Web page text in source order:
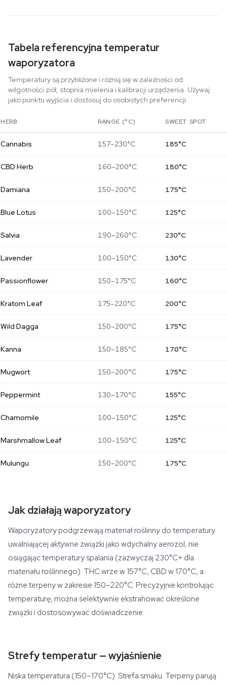
Tabela referencyjna temperatur
waporyzatora
Temperatury są przybliżone i różnią się w zależności od
wilgotności ziół, stopnia mielenia i kalibracji urządzenia. Używaj
jako punktu wyjścia i dostosuj do osobistych preferencji.
HERB RANGE (°C) SWEET SPOT
Cannabis 157–230°C 185°C
CBD Herb 160–200°C 180°C
Damiana 150–200°C 175°C
Blue Lotus 100–150°C 125°C
Salvia 190–260°C 230°C
Lavender 100–150°C 130°C
Passionflower 150–175°C 160°C
Kratom Leaf 175–220°C 200°C
Wild Dagga 150–200°C 175°C
Kanna 150–185°C 170°C
Mugwort 150–200°C 175°C
Peppermint 130–170°C 155°C
Chamomile 100–150°C 125°C
Marshmallow Leaf 100–150°C 125°C
Mulungu 150–200°C 175°C
Jak działają waporyzatory
Waporyzatory podgrzewają materiał roślinny do temperatury
uwalniającej aktywne związki jako wdychalny aerozol, nie
osiągając temperatury spalania (zazwyczaj 230°C+ dla
materiału roślinnego). THC wrze w 157°C, CBD w 170°C, a
różne terpeny w zakresie 150–220°C. Precyzyjnie kontrolując
temperaturę, można selektywnie ekstrahować określone
związki i dostosowywać doświadczenie.
Strefy temperatur — wyjaśnienie
Niska temperatura (150–170°C): Strefa smaku. Terpeny parują